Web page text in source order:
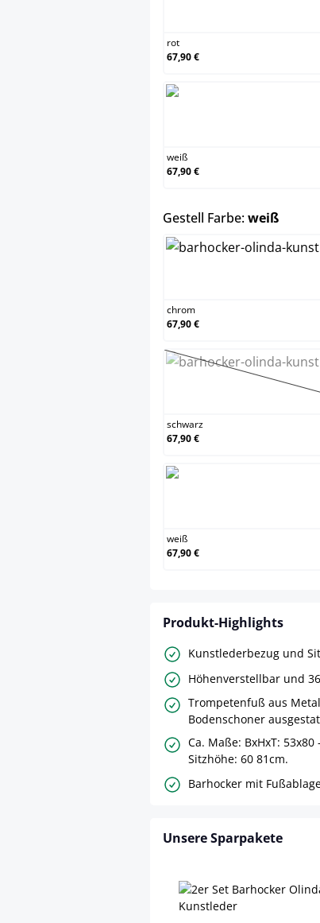
rot
67,90 €
weiß
67,90 €
Gestell Farbe:weiß
chrom
67,90 €
schwarz
67,90 €
weiß
67,90 €
Produkt-Highlights
Kunstlederbezug und
Höhenverstellbar und
Trompetenfuß aus
Bodenschoner
Ca. Maße: BxHxT:
Sitzhöhe: 60 81cm.
Barhocker mit
Unsere Sparpakete